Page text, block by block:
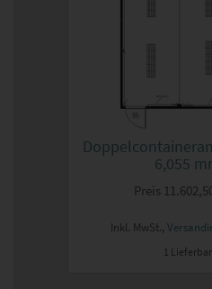
6,055
Preis
Inkl. MwSt.,
1 Lieferbar